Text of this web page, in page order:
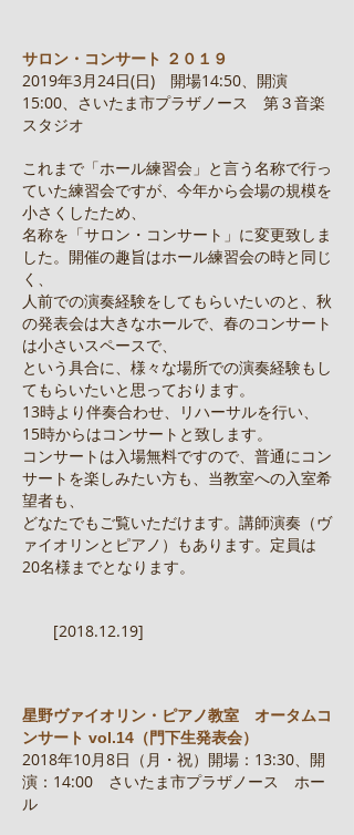
サロン・コンサート ２０１９
2019年3月24日(日) 開場14:50、開演
15:00、さいたま市プラザノース 第３音楽
スタジオ
これまで「ホール練習会」と言う名称で行っ
ていた練習会ですが、今年から会場の規模を
小さくしたため、
名称を「サロン・コンサート」に変更致しま
した。開催の趣旨はホール練習会の時と同じ
く、
人前での演奏経験をしてもらいたいのと、秋
の発表会は大きなホールで、春のコンサート
は小さいスペースで、
という具合に、様々な場所での演奏経験もし
てもらいたいと思っております。
13時より伴奏合わせ、リハーサルを行い、
15時からはコンサートと致します。
コンサートは入場無料ですので、普通にコン
サートを楽しみたい方も、当教室への入室希
望者も、
どなたでもご覧いただけます。講師演奏（ヴ
ァイオリンとピアノ）もあります。定員は
20名様までとなります。
[2018.12.19]
星野ヴァイオリン・ピアノ教室 オータムコ
ンサート vol.14（門下生発表会）
2018年10月8日（月・祝）開場：13:30、開
演：14:00 さいたま市プラザノース ホー
ル